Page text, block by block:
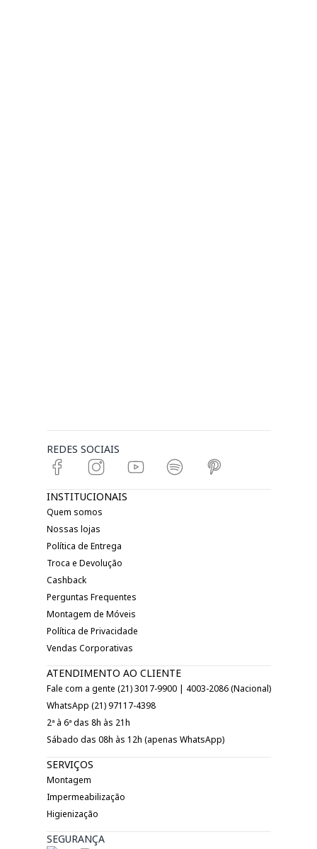
REDES SOCIAIS
INSTITUCIONAIS
Quem somos
Nossas lojas
Política de Entrega
Troca e Devolução
Cashback
Perguntas Frequentes
Montagem de Móveis
Política de Privacidade
Vendas Corporativas
ATENDIMENTO AO CLIENTE
Fale com a gente (21) 3017-9900 | 4003-2086 (Nacional)
WhatsApp (21) 97117-4398
2ª à 6ª das 8h às 21h
Sábado das 08h às 12h (apenas WhatsApp)
SERVIÇOS
Montagem
Impermeabilização
Higienização
SEGURANÇA